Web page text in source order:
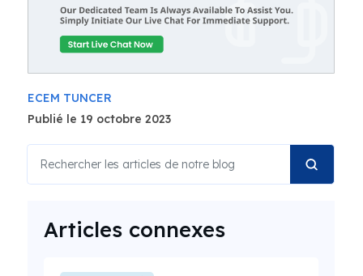
ECEM TUNCER
Publié le 19 octobre 2023
Articles connexes